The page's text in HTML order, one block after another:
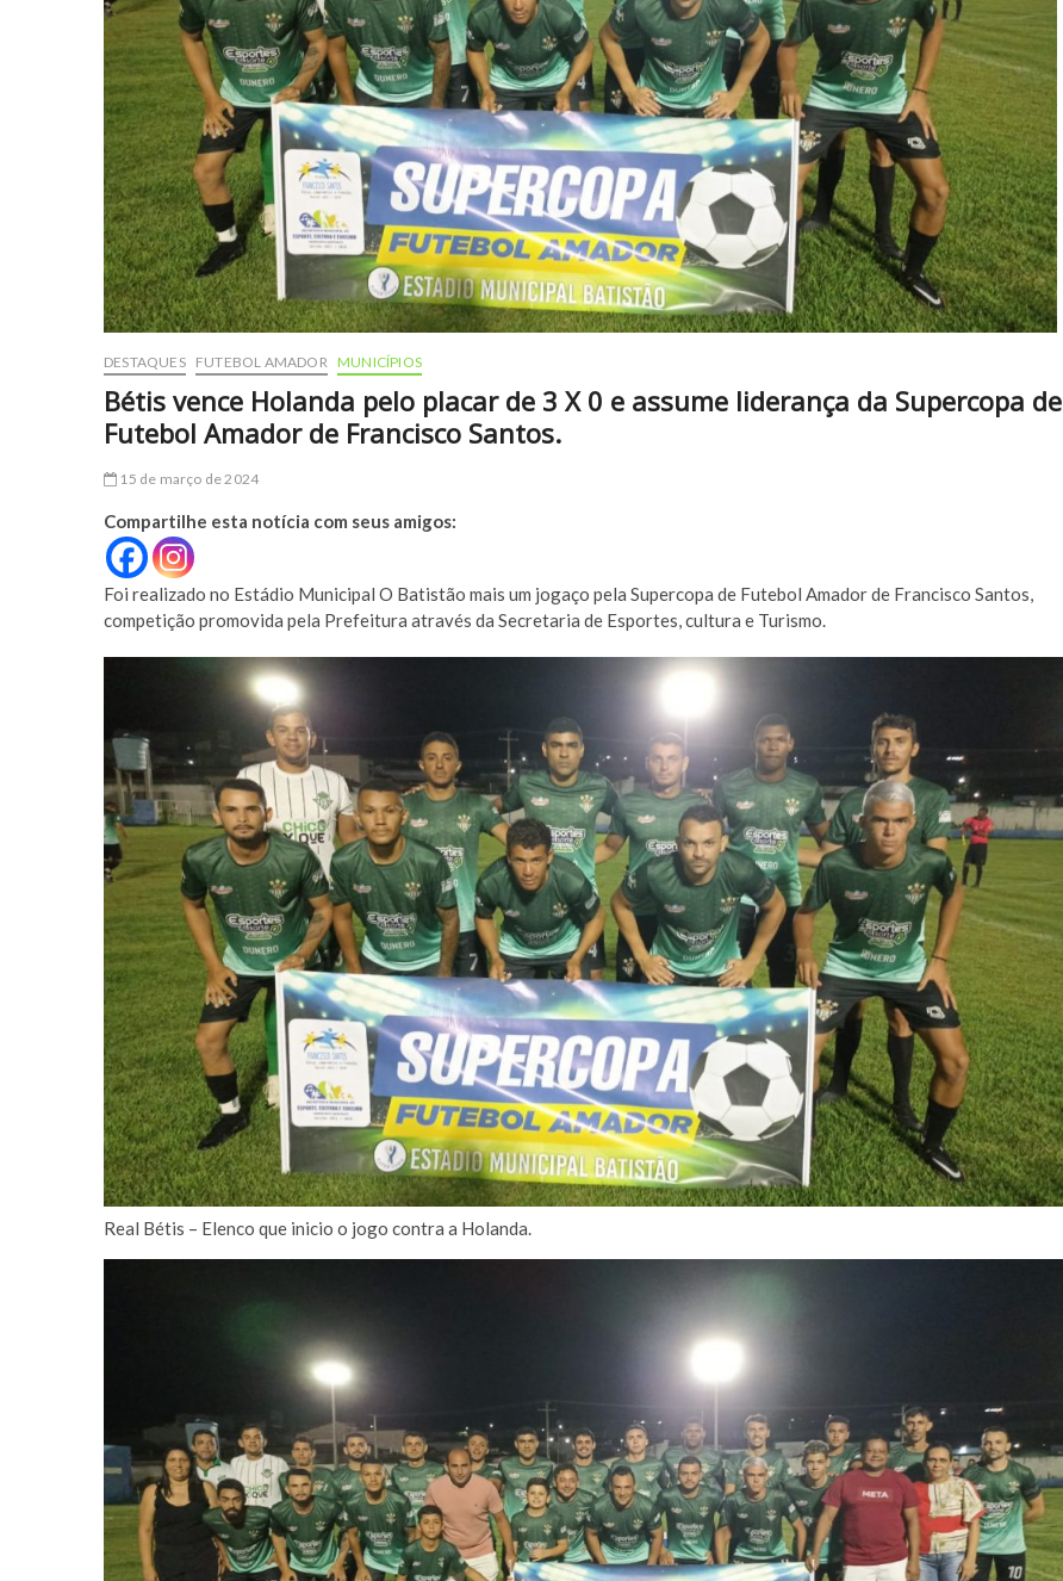
DESTAQUES FUTEBOL AMADOR MUNICÍPIOS
Bétis vence Holanda pelo placar de 3 X 0 e assume liderança da Supercopa de
Futebol Amador de Francisco Santos.
15 de março de 2024
Compartilhe esta notícia com seus amigos:
Foi realizado no Estádio Municipal O Batistão mais um jogaço pela Supercopa de Futebol Amador de Francisco Santos,
competição promovida pela Prefeitura através da Secretaria de Esportes, cultura e Turismo.
Real Bétis – Elenco que inicio o jogo contra a Holanda.